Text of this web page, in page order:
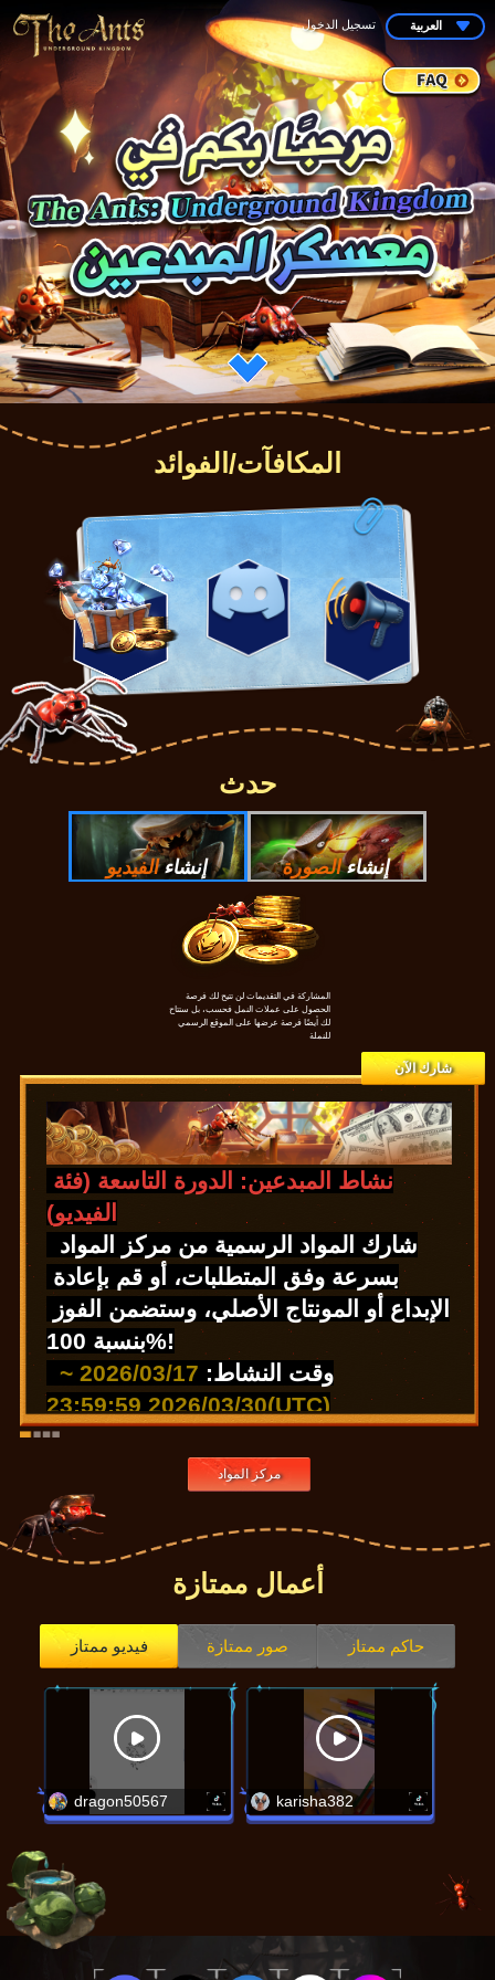
تسجيل الدخول العربية
المكافآت/الفوائد
حدث
إنشاءالفيديو إنشاءالصورة
المشاركة في التقديمات لن تتيح لك فرصة
الحصول على عملات النمل فحسب، بل ستتاح
لك أيضًا فرصة عرضها على الموقع الرسمي
للنملة
شارك الآن
الفيديو)
بنسبة 100%!
وقت النشاط: 2026/03/17
~
2026/03/30 23:59:59(UTC)
موضوع الإبداع لهذه الدورة: عيد ميلاد
شرح الموضوع (لمرجع فقط): قم بتوثيق
رحلة نمو مملكة النمل عبر تجميع لقطات
مميزة من داخل اللعبة مع إضافة نصوص أو
قصيرة مضحكة بموضوع عيد الميلاد، أو
حوارات بين الشخصيات، أو قصص درامية
تُظهر إبداعك وتهانيك. انشر عملك على
ملاحظة: قد لا تتمكن من الحصول على
جوائز عملة النمل أو جوائز النقدية إذا لم
1.
جائزة التقديم:
مركز المواد
أعمال ممتازة
فيديو ممتاز صور ممتازة حاكم ممتاز
dragon50567 karisha382